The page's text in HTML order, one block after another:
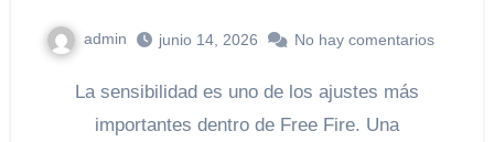
admin junio 14, 2026 No hay comentarios
La sensibilidad es uno de los ajustes más
importantes dentro de Free Fire. Una